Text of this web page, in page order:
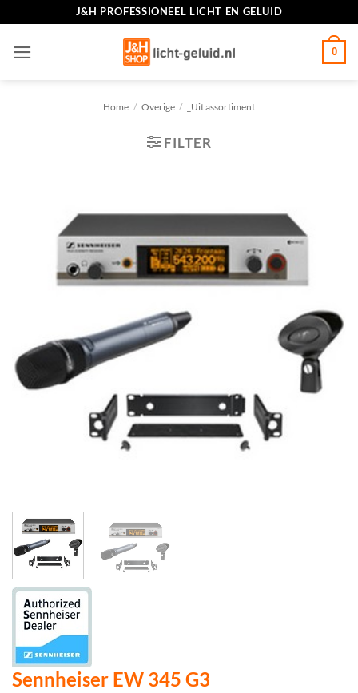
inhoud
J&H PROFESSIONEEL LICHT EN GELUID
0
Home / Overige / _Uit assortiment
FILTER
Sennheiser EW 345 G3